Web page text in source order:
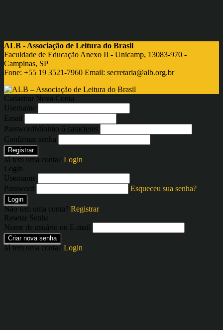
ALB - Associação de Leitura do Brasil
Faculdade de Educação Anexo II - Unicamp, 13083-970 -
Campinas, SP
Fone: +55 19 3521-7960 Email: secretaria@alb.org.br
Cadastrar Nova Conta
Username
Email
PasswordMínimo 6 caracteres
Confirmar senha
Registrar
Já tem uma conta? Login
Login
Username
Password
Esqueceu sua senha?
Login
Não tem uma conta? Registrar
Resetar Senha
Nome de usuário ou E-mail
Criar nova senha
Já tem uma conta? Login